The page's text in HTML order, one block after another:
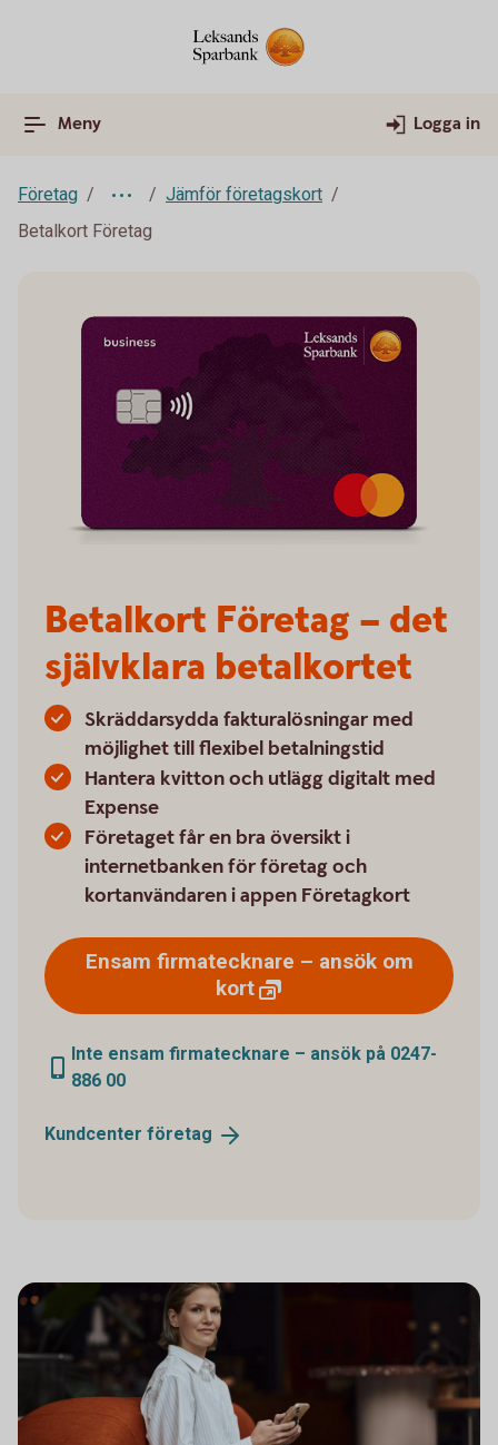
Meny Logga in
Företag
Jämför företagskort
Betalkort Företag
Betalkort Företag – det
självklara betalkortet
Skräddarsydda fakturalösningar med
möjlighet till flexibel betalningstid
Hantera kvitton och utlägg digitalt med
Expense
Företaget får en bra översikt i
internetbanken för företag och
kortanvändaren i appen Företagkort
Ensam firmatecknare – ansök om
kort
Inte ensam firmatecknare – ansök på 0247-
886 00
Kundcenter företag